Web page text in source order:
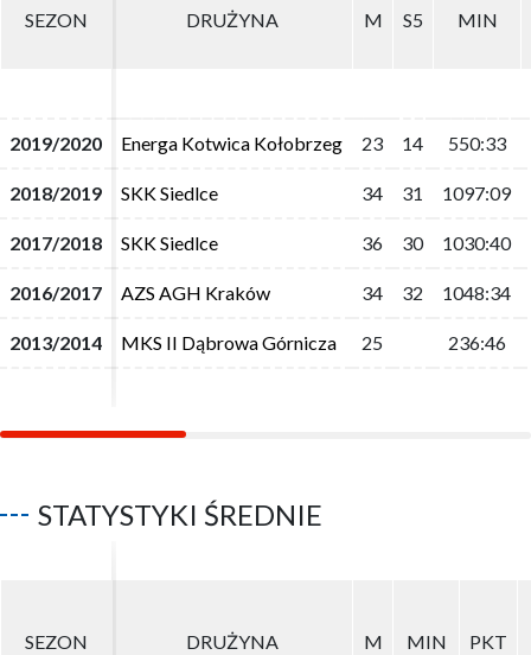
SEZON DRUŻYNA M S5 MIN
2019/2020 Energa Kotwica Kołobrzeg 23 14 550:33
2018/2019 SKK Siedlce 34 31 1097:09
2017/2018 SKK Siedlce 36 30 1030:40
2016/2017 AZS AGH Kraków 34 32 1048:34
2013/2014 MKS II Dąbrowa Górnicza 25 236:46
SEZON DRUŻYNA M S5 MIN
2019/2020 Energa Kotwica Kołobrzeg 23 14 550:33
2018/2019 SKK Siedlce 34 31 1097:09
2017/2018 SKK Siedlce 36 30 1030:40
2016/2017 AZS AGH Kraków 34 32 1048:34
2013/2014 MKS II Dąbrowa Górnicza 25 236:46
STATYSTYKI ŚREDNIE
SEZON DRUŻYNA M MIN PKT
SEZON DRUŻYNA M MIN PKT